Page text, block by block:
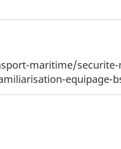
maritime/
equipage-